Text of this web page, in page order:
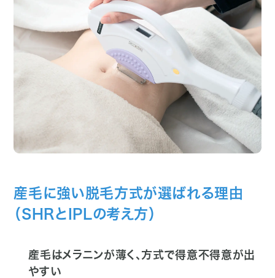
産毛に強い脱毛方式が選ばれる理由
（SHRとIPLの考え方）
産毛はメラニンが薄く、方式で得意不得意が出
やすい